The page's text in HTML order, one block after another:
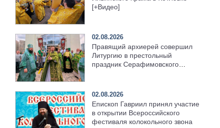
[+Видео]
02.08.2026
Правящий архиерей совершил
Литургию в престольный
праздник Серафимовского
02.08.2026
Епископ Гавриил принял участие
в открытии Всероссийского
фестиваля колокольного звона